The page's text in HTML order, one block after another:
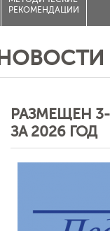
РЕКОМЕНДАЦИИ
НОВОСТИ
РАЗМЕЩЕН
ЗА 2026 ГОД